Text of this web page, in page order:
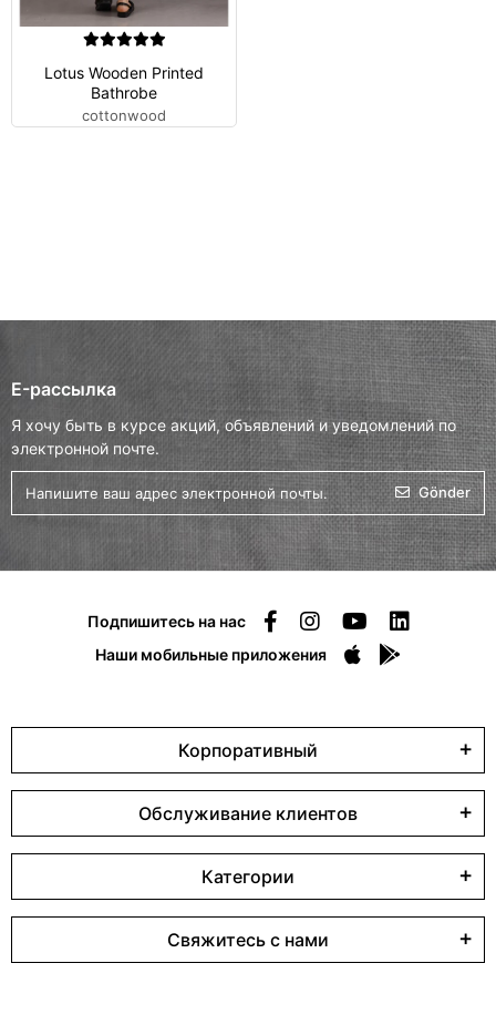
Lotus Wooden Printed
Bathrobe
cottonwood
E-рассылка
Я хочу быть в курсе акций, объявлений и уведомлений по
электронной почте.
Gönder
Подпишитесь на нас
Наши мобильные приложения
Корпоративный
Обслуживание клиентов
Категории
Свяжитесь с нами